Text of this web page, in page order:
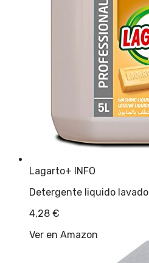
Lagarto+ INFO
Detergente liquido
4,28 €
Ver en Amazon